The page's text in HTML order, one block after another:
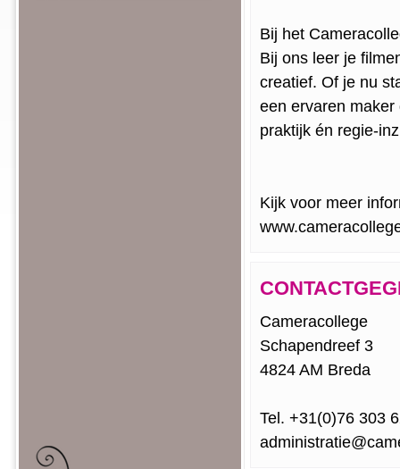
Bij het
Bij ons leer je
creatief. Of je nu
een ervaren
praktijk én regie-
Kijk voor meer
Cameracollege
Schapendreef 3
4824 AM Breda
Tel. +31(0)76 303